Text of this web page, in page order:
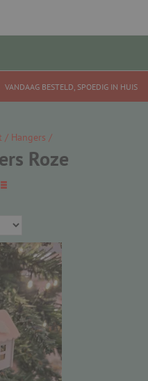
VANDAAG BESTELD, SPOEDIG IN HUIS
/ Hangers /
Roze